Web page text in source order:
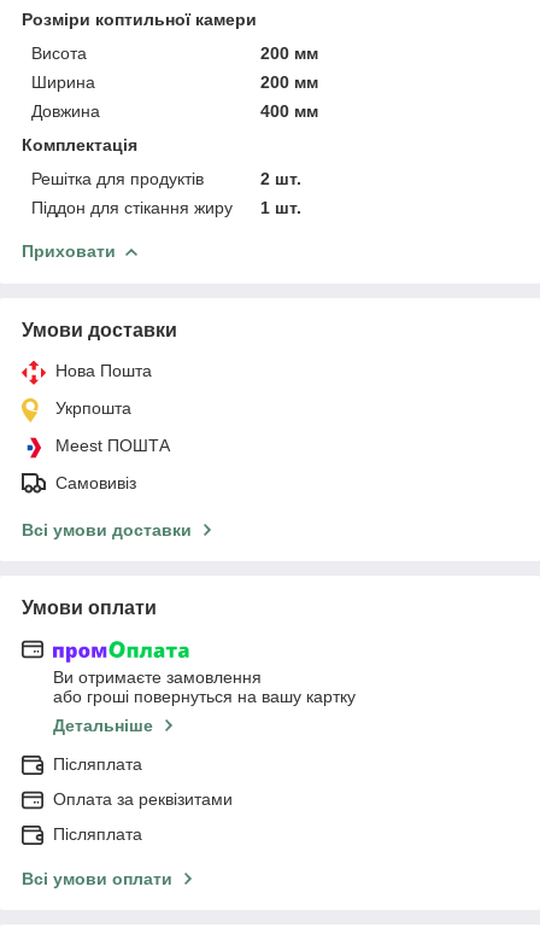
Розміри коптильної камери
Висота
200 мм
Ширина
200 мм
Довжина
400 мм
Комплектація
Решітка для продуктів
2 шт.
Піддон для стікання жиру
1 шт.
Приховати
Умови доставки
Нова Пошта
Укрпошта
Meest ПОШТА
Самовивіз
Всі умови доставки
Умови оплати
Ви отримаєте замовлення
або гроші повернуться на вашу картку
Детальніше
Післяплата
Оплата за реквізитами
Післяплата
Всі умови оплати